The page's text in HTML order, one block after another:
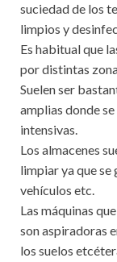
suciedad de los
limpios y
Es habitual que
por distintas
Suelen ser
amplias donde
intensivas.
Los almacenes
limpiar ya que se
vehículos etc.
Las máquinas
son aspiradoras
los suelos